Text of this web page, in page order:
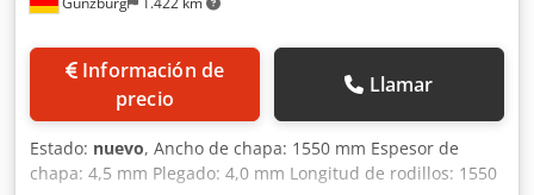
Información de
precio
Llamar
Estado: nuevo, Ancho de chapa: 1550 mm Espesor de
chapa: 4,5 mm Plegado: 4,0 mm Longitud de rodillos: 1550